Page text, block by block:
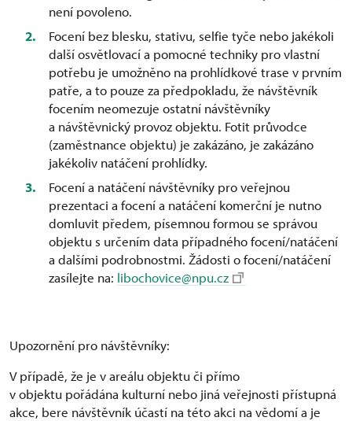
není povoleno.
Focení bez blesku, stativu, selfie tyče nebo jakékoli
další osvětlovací a pomocné techniky pro vlastní
potřebu je umožněno na prohlídkové trase v prvním
patře, a to pouze za předpokladu, že návštěvník
focením neomezuje ostatní návštěvníky
a návštěvnický provoz objektu. Fotit průvodce
(zaměstnance objektu) je zakázáno, je zakázáno
jakékoliv natáčení prohlídky.
Focení a natáčení návštěvníky pro veřejnou
prezentaci a focení a natáčení komerční je nutno
domluvit předem, písemnou formou se správou
objektu s určením data případného focení/natáčení
a dalšími podrobnostmi. Žádosti o focení/natáčení
zasílejte na: libochovice@npu.cz
Upozornění pro návštěvníky:
V případě, že je v areálu objektu či přímo
v objektu pořádána kulturní nebo jiná veřejnosti přístupná
akce, bere návštěvník účastí na této akci na vědomí a je